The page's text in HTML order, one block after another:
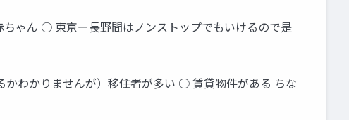
ゃん ○ 東京ー長野間はノンストップでもいけるので是
わかりませんが）移住者が多い ○ 賃貸物件がある ちな